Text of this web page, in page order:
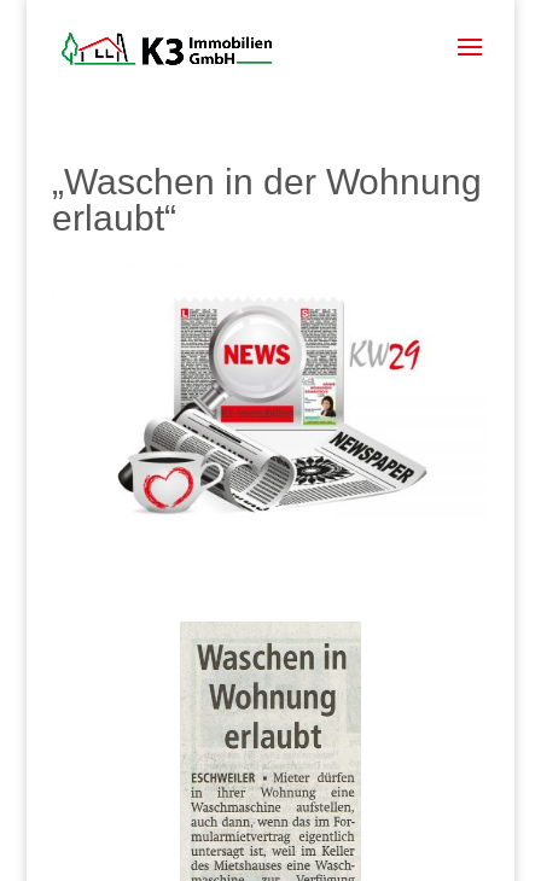
„Waschen in der Wohnung
erlaubt“